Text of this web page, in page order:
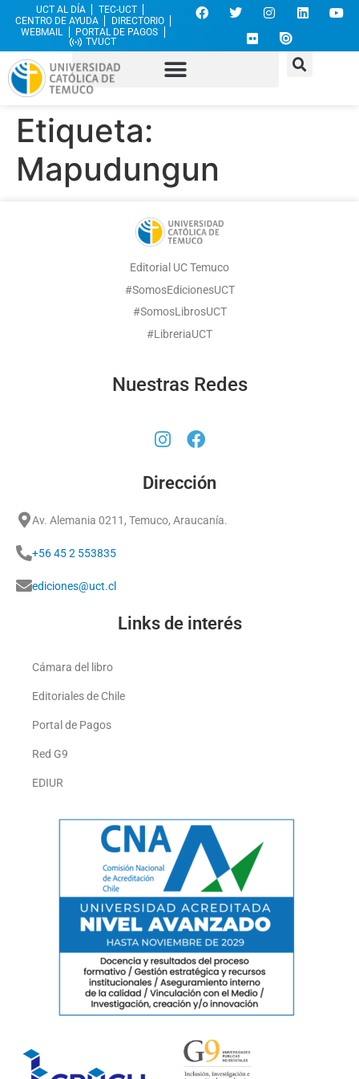
UCT AL DÍA
TEC-UCT
CENTRO DE AYUDA
DIRECTORIO
WEBMAIL
PORTAL DE PAGOS
TVUCT
Etiqueta:
Mapudungun
Editorial UC Temuco
#SomosEdicionesUCT
#SomosLibrosUCT
#LibreriaUCT
Nuestras Redes
Dirección
Av. Alemania 0211, Temuco, Araucanía.
+56 45 2 553835
ediciones@uct.cl
Links de interés
Cámara del libro
Editoriales de Chile
Portal de Pagos
Red G9
EDIUR